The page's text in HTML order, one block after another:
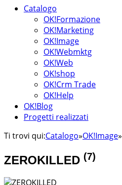
Catalogo
OK!Formazione
OK!Marketing
OK!Image
OK!Webmktg
OK!Web
OK!shop
OK!Crm Trade
OK!Help
OK!Blog
Progetti realizzati
Ti trovi qui:Catalogo»OK!Image»
ZEROKILLED (7)